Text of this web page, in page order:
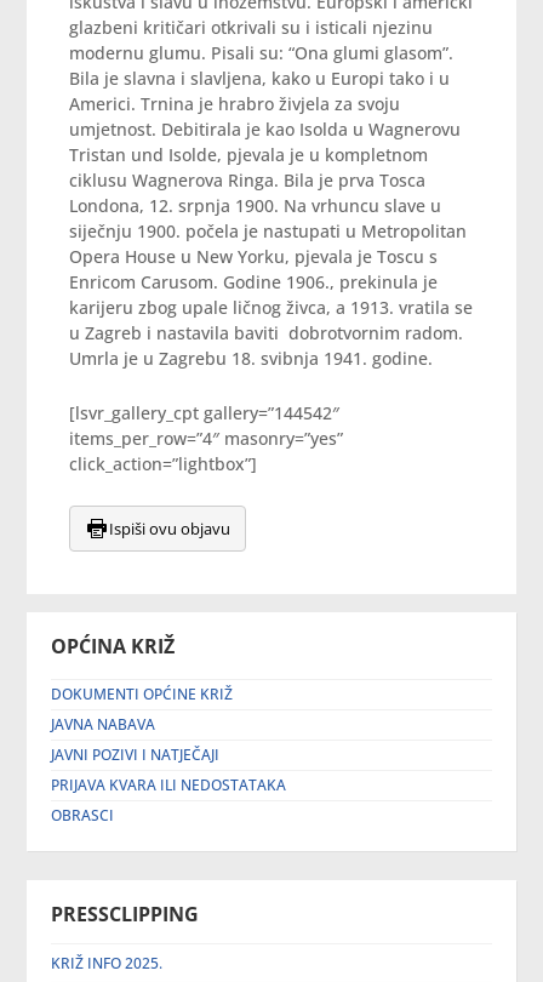
OPĆINA KRIŽ
DOKUMENTI OPĆINE KRIŽ
JAVNA NABAVA
JAVNI POZIVI I NATJEČAJI
PRIJAVA KVARA ILI NEDOSTATAKA
OBRASCI
PRESSCLIPPING
KRIŽ INFO 2025.
glazbeni kritičari otkrivali su i isticali njezinu
modernu glumu. Pisali su: “Ona glumi glasom”.
Bila je slavna i slavljena, kako u Europi tako i u
Americi. Trnina je hrabro živjela za svoju
umjetnost. Debitirala je kao Isolda u Wagnerovu
Tristan und Isolde, pjevala je u kompletnom
ciklusu Wagnerova Ringa. Bila je prva Tosca
Londona, 12. srpnja 1900. Na vrhuncu slave u
siječnju 1900. počela je nastupati u Metropolitan
Opera House u New Yorku, pjevala je Toscu s
Enricom Carusom. Godine 1906., prekinula je
karijeru zbog upale ličnog živca, a 1913. vratila se
u Zagreb i nastavila baviti dobrotvornim radom.
Umrla je u Zagrebu 18. svibnja 1941. godine.
[lsvr_gallery_cpt gallery=”144542″
items_per_row=”4″ masonry=”yes”
click_action=”lightbox”]
Ispiši ovu objavu